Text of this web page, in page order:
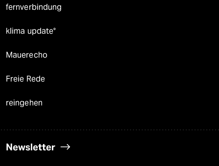
fernverbindung
klima update°
Mauerecho
Freie Rede
reingehen
Newsletter